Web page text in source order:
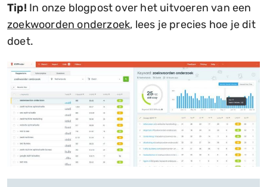
Tip! In onze blogpost over het uitvoeren van een
zoekwoorden onderzoek, lees je precies hoe je dit
doet.